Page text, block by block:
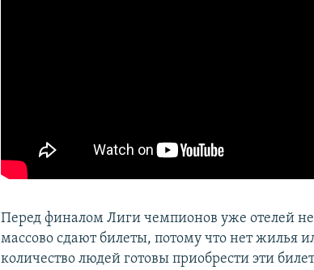
Перед финалом Лиги чемпионов уже отелей
массово сдают билеты, потому что нет жилья
количество людей готовы приобрести эти